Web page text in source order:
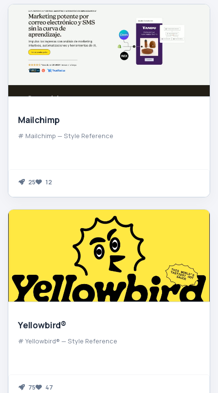
Mailchimp
# Mailchimp — Style Reference
25 12
Yellowbird®
# Yellowbird® — Style Reference
75 47